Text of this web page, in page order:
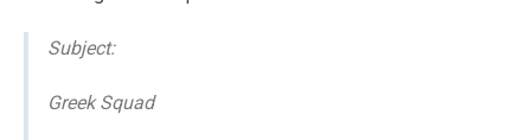
Subject:
Greek Squad